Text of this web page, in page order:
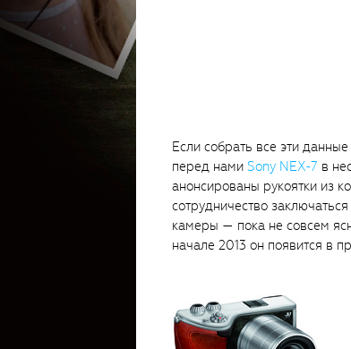
Если собрать все эти
перед нами Sony NEX-7 в
анонсированы рукоятки из
сотрудничество
камеры — пока не совсем
начале 2013 он появится в